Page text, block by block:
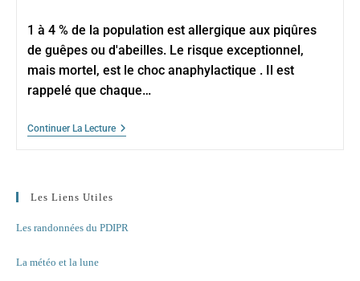
1 à 4 % de la population est allergique aux piqûres
de guêpes ou d'abeilles. Le risque exceptionnel,
mais mortel, est le choc anaphylactique . Il est
rappelé que chaque…
Continuer La LecturePiqûres
Les Liens Utiles
Les randonnées du PDIPR
La météo et la lune